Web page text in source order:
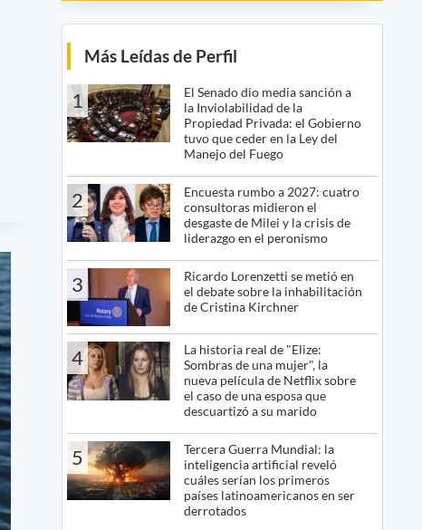
Más Leídas de Perfil
1
El Senado dio media sanción a
la Inviolabilidad de la
Propiedad Privada: el Gobierno
tuvo que ceder en la Ley del
Manejo del Fuego
2
Encuesta rumbo a 2027: cuatro
consultoras midieron el
desgaste de Milei y la crisis de
liderazgo en el peronismo
3
Ricardo Lorenzetti se metió en
el debate sobre la inhabilitación
de Cristina Kirchner
4
La historia real de "Elize:
Sombras de una mujer", la
nueva película de Netflix sobre
el caso de una esposa que
descuartizó a su marido
5
Tercera Guerra Mundial: la
inteligencia artificial reveló
cuáles serían los primeros
países latinoamericanos en ser
derrotados